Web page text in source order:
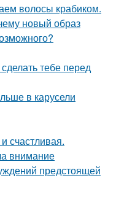
волосы крабиком.
новый образ
тебе перед
в карусели
счастливая.
внимание
предстоящей